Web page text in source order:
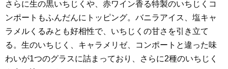
さらに生の黒いちじくや、赤ワイン香る特製のいちじくコ
ンポートもふんだんにトッピング。バニラアイス、塩キャ
ラメルくるみとも好相性で、いちじくの甘さを引き立て
る。生のいちじく、キャラメリゼ、コンポートと違った味
わいが1つのグラスに詰まっており、さらに2種のいちじく